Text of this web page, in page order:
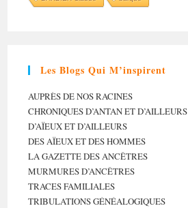
Les Blogs Qui M’inspirent
AUPRÈS DE NOS RACINES
CHRONIQUES D’ANTAN ET D’AILLEURS
D’AÏEUX ET D’AILLEURS
DES AÏEUX ET DES HOMMES
LA GAZETTE DES ANCÊTRES
MURMURES D’ANCÊTRES
TRACES FAMILIALES
TRIBULATIONS GÉNÉALOGIQUES